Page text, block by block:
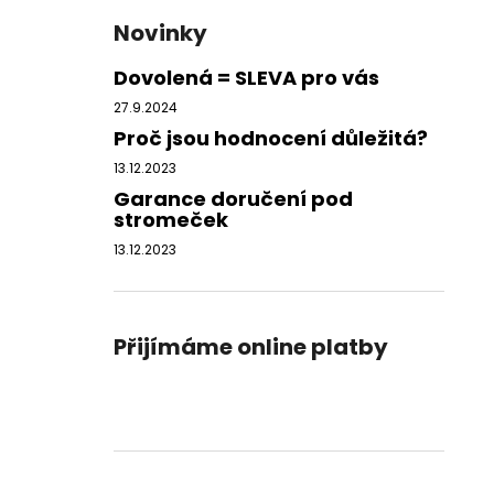
Novinky
Dovolená = SLEVA pro vás
27.9.2024
Proč jsou hodnocení důležitá?
13.12.2023
Garance doručení pod
stromeček
13.12.2023
Přijímáme online platby